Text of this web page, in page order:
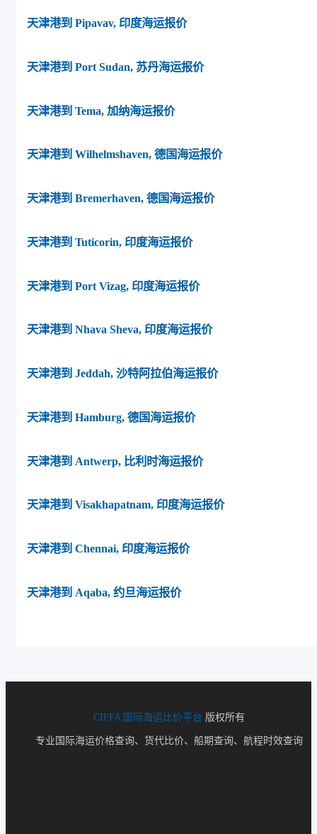
天津港到 Pipavav, 印度海运报价
天津港到 Port Sudan, 苏丹海运报价
天津港到 Tema, 加纳海运报价
天津港到 Wilhelmshaven, 德国海运报价
天津港到 Bremerhaven, 德国海运报价
天津港到 Tuticorin, 印度海运报价
天津港到 Port Vizag, 印度海运报价
天津港到 Nhava Sheva, 印度海运报价
天津港到 Jeddah, 沙特阿拉伯海运报价
天津港到 Hamburg, 德国海运报价
天津港到 Antwerp, 比利时海运报价
天津港到 Visakhapatnam, 印度海运报价
天津港到 Chennai, 印度海运报价
天津港到 Aqaba, 约旦海运报价
CIFFA 国际海运比价平台 版权所有
专业国际海运价格查询、货代比价、船期查询、航程时效查询